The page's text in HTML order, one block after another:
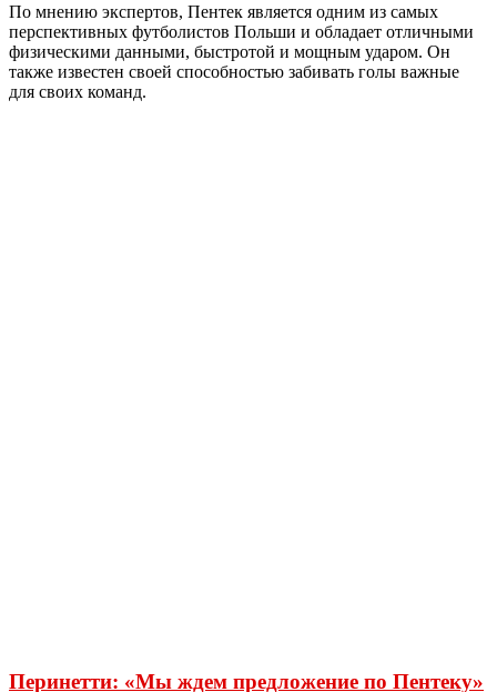
По мнению экспертов, Пентек является одним из самых
перспективных футболистов Польши и обладает отличными
физическими данными, быстротой и мощным ударом. Он
также известен своей способностью забивать голы важные
для своих команд.
Перинетти: «Мы ждем предложение по Пентеку»